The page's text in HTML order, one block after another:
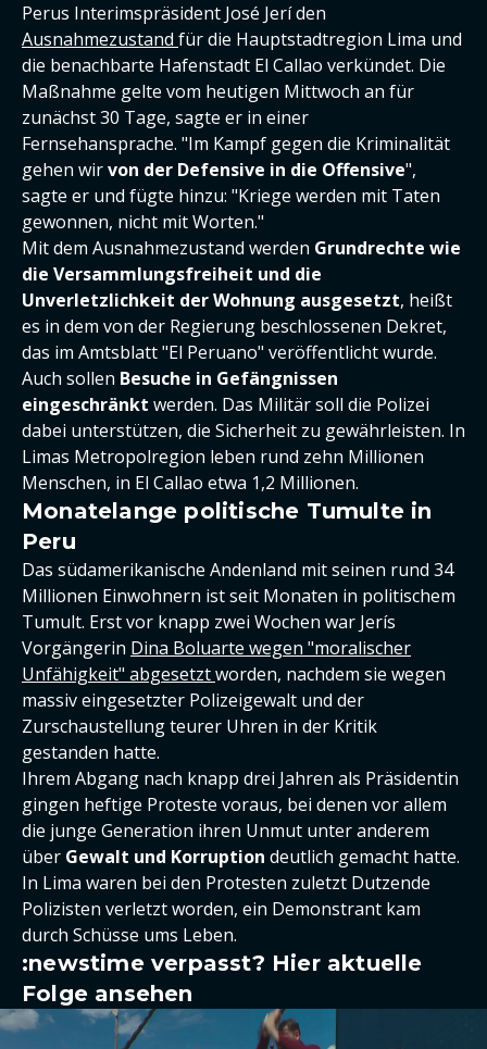
Perus Interimspräsident José Jerí den
Ausnahmezustand für die Hauptstadtregion Lima und
die benachbarte Hafenstadt El Callao verkündet. Die
Maßnahme gelte vom heutigen Mittwoch an für
zunächst 30 Tage, sagte er in einer
Fernsehansprache. "Im Kampf gegen die Kriminalität
gehen wirvon der Defensive in die Offensive",
sagte er und fügte hinzu: "Kriege werden mit Taten
gewonnen, nicht mit Worten."
Mit dem Ausnahmezustand werden Grundrechte wie
die Versammlungsfreiheit und die
Unverletzlichkeit der Wohnung ausgesetzt, heißt
es in dem von der Regierung beschlossenen Dekret,
das im Amtsblatt "El Peruano" veröffentlicht wurde.
Auch sollen Besuche in Gefängnissen
eingeschränkt werden. Das Militär soll die Polizei
dabei unterstützen, die Sicherheit zu gewährleisten. In
Limas Metropolregion leben rund zehn Millionen
Menschen, in El Callao etwa 1,2 Millionen.
Monatelange politische Tumulte in
Peru
Das südamerikanische Andenland mit seinen rund 34
Millionen Einwohnern ist seit Monaten in politischem
Tumult. Erst vor knapp zwei Wochen war Jerís
Vorgängerin Dina Boluarte wegen "moralischer
Unfähigkeit" abgesetztworden, nachdem sie wegen
massiv eingesetzter Polizeigewalt und der
Zurschaustellung teurer Uhren in der Kritik
gestanden hatte.
Ihrem Abgang nach knapp drei Jahren als Präsidentin
gingen heftige Proteste voraus, bei denen vor allem
die junge Generation ihren Unmut unter anderem
über Gewalt und Korruption deutlich gemacht hatte.
In Lima waren bei den Protesten zuletzt Dutzende
Polizisten verletzt worden, ein Demonstrant kam
durch Schüsse ums Leben.
:newstime verpasst? Hier aktuelle
Folge ansehen